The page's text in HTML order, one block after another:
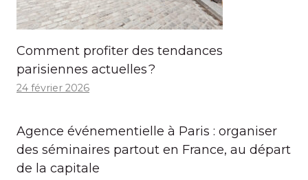
Comment profiter des tendances
parisiennes actuelles ?
24 février 2026
Agence événementielle à Paris : organiser
des séminaires partout en France, au départ
de la capitale